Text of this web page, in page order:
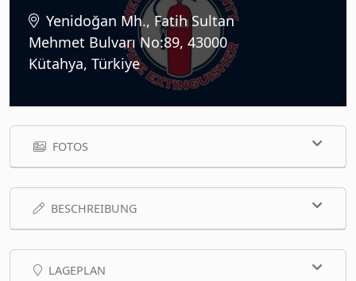
Yenidoğan Mh., Fatih Sultan
Mehmet Bulvarı No:89, 43000
Kütahya, Türkiye
FOTOS
BESCHREIBUNG
LAGEPLAN